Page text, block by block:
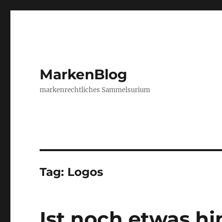
MarkenBlog
markenrechtliches Sammelsurium
Tag: Logos